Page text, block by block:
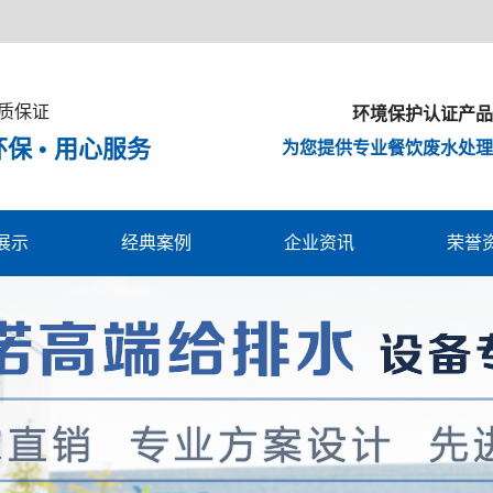
保证
• 用心服务
环境保护认证产品
为您提供专业餐饮废水处
示 经典案例 企业资讯 荣誉